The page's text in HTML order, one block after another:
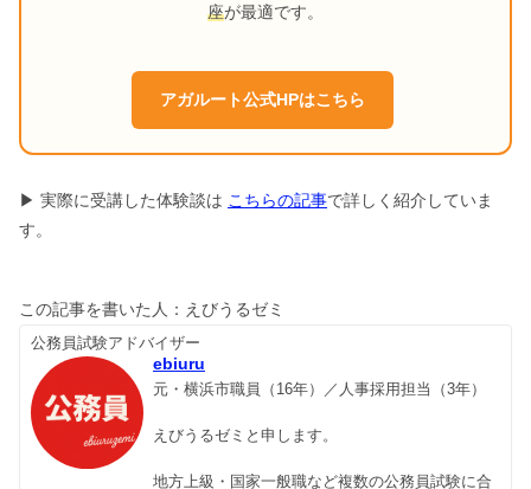
座が最適です。
アガルート公式HPはこちら
▶ 実際に受講した体験談は こちらの記事で詳しく紹介していま
す。
この記事を書いた人：えびうるゼミ
公務員試験アドバイザー
ebiuru
元・横浜市職員（16年）／人事採用担当（3年）
えびうるゼミと申します。
地方上級・国家一般職など複数の公務員試験に合